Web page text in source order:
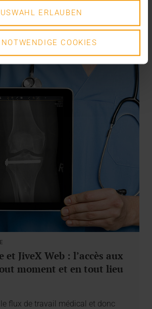
ERLAUBEN
COOKIES
et JiveX Web : l’accès aux
moment et en tout lieu
flux de travail médical et donc